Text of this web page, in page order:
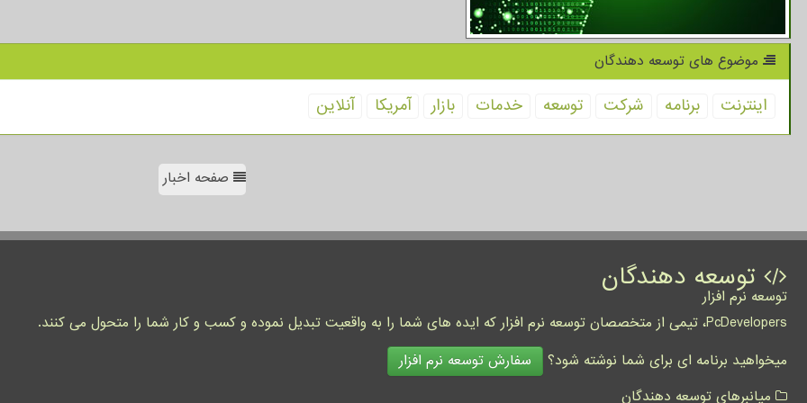
موضوع های توسعه دهندگان
اینترنت برنامه شركت توسعه خدمات بازار آمریكا آنلاین
صفحه اخبار
توسعه دهندگان
توسعه نرم افزار
PcDevelopers، تیمی از متخصصان توسعه نرم افزار که ایده های شما را به واقعیت تبدیل نموده و کسب و کار شما را متحول می کنند.
میخواهید برنامه ای برای شما نوشته شود؟
سفارش توسعه نرم افزار
میانبرهای توسعه دهندگان